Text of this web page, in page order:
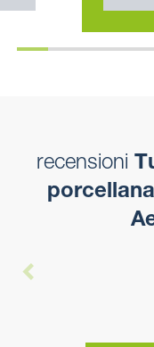
recensioni